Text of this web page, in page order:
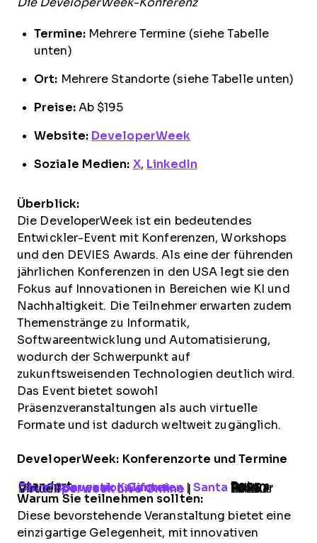
Die DeveloperWeek-Konferenz
Termine:Mehrere Termine (siehe Tabelle
unten)
Ort: Mehrere Standorte (siehe Tabelle unten)
Preise:Ab $195
Website: DeveloperWeek
Soziale Medien: X, LinkedIn
Überblick:
Die DeveloperWeek ist ein bedeutendes
Entwickler-Event mit Konferenzen, Workshops
und den DEVIES Awards. Als eine der führenden
jährlichen Konferenzen in den USA legt sie den
Fokus auf Innovationen in Bereichen wie KI und
Nachhaltigkeit. Die Teilnehmer erwarten zudem
Themenstränge zu Informatik,
Softwareentwicklung und Automatisierung,
wodurch der Schwerpunkt auf
zukunftsweisenden Technologien deutlich wird.
Das Event bietet sowohl
Präsenzveranstaltungen als auch virtuelle
Formate und ist dadurch weltweit zugänglich.
DeveloperWeek: Konferenzorte und Termine
Standort Datum
Developerweek Kalifornien|
Santa Clara Convention Center 11.–13. Februar 2025
Developerweek Live Online
| Virtuell
18.–20. Februar 2025
Warum Sie teilnehmen sollten:
Diese bevorstehende Veranstaltung bietet eine
einzigartige Gelegenheit, mit innovativen